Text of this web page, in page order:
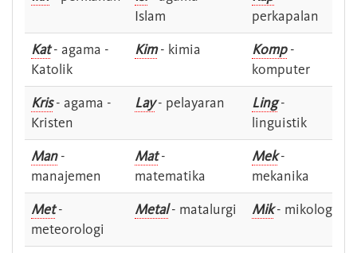
Islam
perkapalan
Kat- agama -
Katolik
Kim- kimia Komp-
komputer
Kris- agama -
Kristen
Lay- pelayaran Ling-
linguistik
Man-
manajemen
Mat-
matematika
Mek-
mekanika
Met-
meteorologi
Metal- matalurgi Mik- mikologi